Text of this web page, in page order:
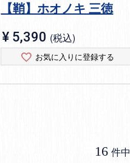
【鞘】ホオノキ 三徳
¥ 5,390 税込
お気に入りに登録する
16 件中